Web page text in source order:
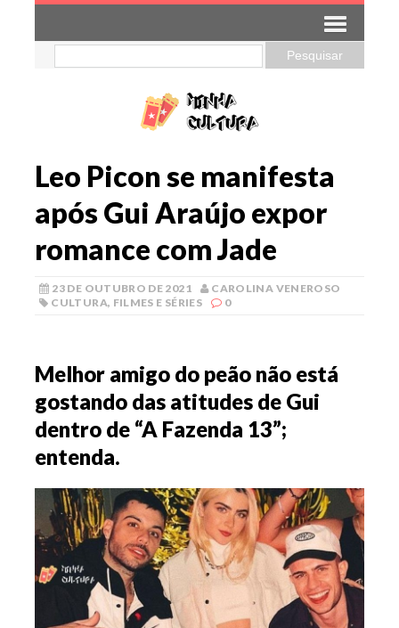
Leo Picon se manifesta
após Gui Araújo expor
romance com Jade
23 DE OUTUBRO DE 2021
CAROLINA VENEROSO
CULTURA, FILMES E SÉRIES 0
Melhor amigo do peão não está
gostando das atitudes de Gui
dentro de “A Fazenda 13”;
entenda.